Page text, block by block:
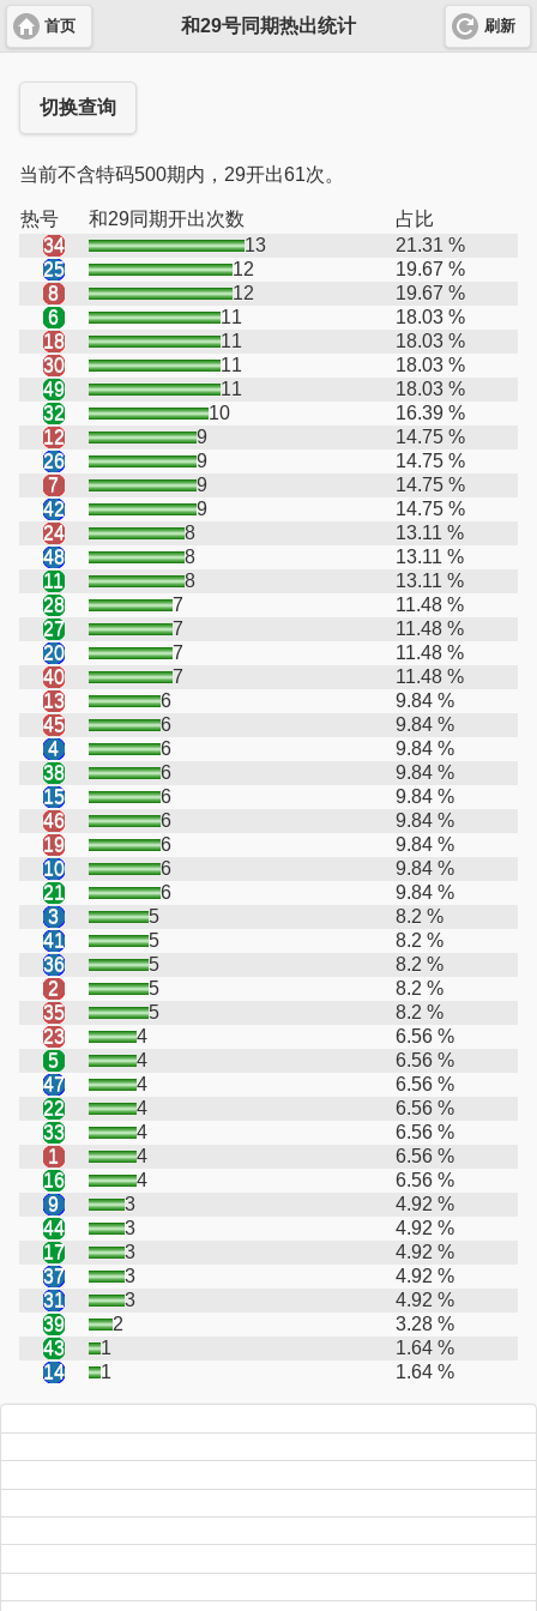
首页 和29号同期热出统计 刷新
切换查询
当前不含特码500期内，29开出61次。
热号 和29同期开出次数
占比
34
13
21.31 %
25
12
19.67 %
8
12
19.67 %
6
11
18.03 %
18
11
18.03 %
30
11
18.03 %
49
11
18.03 %
32
10
16.39 %
12
9
14.75 %
26
9
14.75 %
7
9
14.75 %
42
9
14.75 %
24
8
13.11 %
48
8
13.11 %
11
8
13.11 %
28
7
11.48 %
27
7
11.48 %
20
7
11.48 %
40
7
11.48 %
13
6
9.84 %
45
6
9.84 %
4
6
9.84 %
38
6
9.84 %
15
6
9.84 %
46
6
9.84 %
19
6
9.84 %
10
6
9.84 %
21
6
9.84 %
3
5
8.2 %
41
5
8.2 %
36
5
8.2 %
2
5
8.2 %
35
5
8.2 %
23
4
6.56 %
5
4
6.56 %
47
4
6.56 %
22
4
6.56 %
33
4
6.56 %
1
4
6.56 %
16
4
6.56 %
9
3
4.92 %
44
3
4.92 %
17
3
4.92 %
37
3
4.92 %
31
3
4.92 %
39
2
3.28 %
43
1
1.64 %
14
1 1.64 %